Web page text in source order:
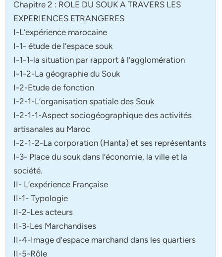
Chapitre 2 : ROLE DU SOUK A TRAVERS LES
EXPERIENCES ETRANGERES
I-L’expérience marocaine
I-1- étude de l’espace souk
I-1-1-la situation par rapport à l’agglomération
I-1-2-La géographie du Souk
I-2-Etude de fonction
I-2-1-L’organisation spatiale des Souk
I-2-1-1-Aspect sociogéographique des activités
artisanales au Maroc
I-2-1-2-La corporation (Hanta) et ses représentants
I-3- Place du souk dans l’économie, la ville et la
société.
II- L’expérience Française
II-1- Typologie
II-2-Les acteurs
II-3-Les Marchandises
II-4-Image d’espace marchand dans les quartiers
II-5-Rôle